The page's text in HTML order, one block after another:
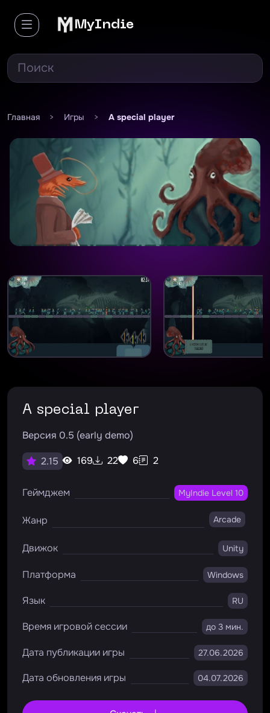
MyIndie
Главная > Игры > A special player
A special player
Версия 0.5 (early demo)
2.15 169 22 6 2
Геймджем MyIndie Level 10
Жанр Arcade
Движок Unity
Платформа Windows
Язык RU
Время игровой сессии до 3 мин.
Дата публикации игры 27.06.2026
Дата обновления игры 04.07.2026